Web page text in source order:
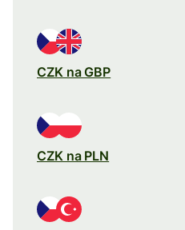
CZK na GBP
CZK na PLN